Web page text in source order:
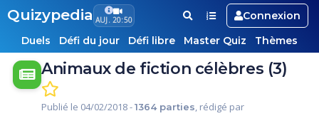
Quizypedia AUJ. 20:50
Connexion
Duels
Défi du jour Défi libre Master Quiz Thèmes
Animaux de fiction célèbres (3)
Publié le 04/02/2018 -1364 parties, rédigé par